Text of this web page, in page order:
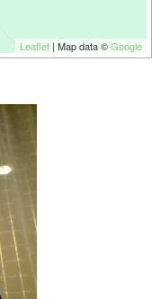
Leaflet | Map data ©Google